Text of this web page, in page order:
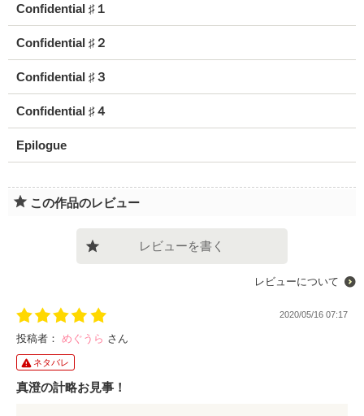
Confidential ♯１
Confidential ♯２
Confidential ♯３
Confidential ♯４
Epilogue
この作品のレビュー
レビューを書く
レビューについて
2020/05/16 07:17
投稿者： めぐうら さん
ネタバレ
真澄の計略お見事！